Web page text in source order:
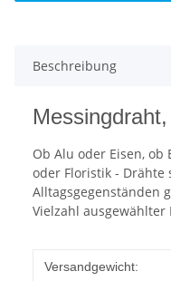
Beschreibung
Ob Alu oder Eisen, ob
oder Floristik - Drähte
Alltagsgegenständen
Vielzahl
Versandgewicht: